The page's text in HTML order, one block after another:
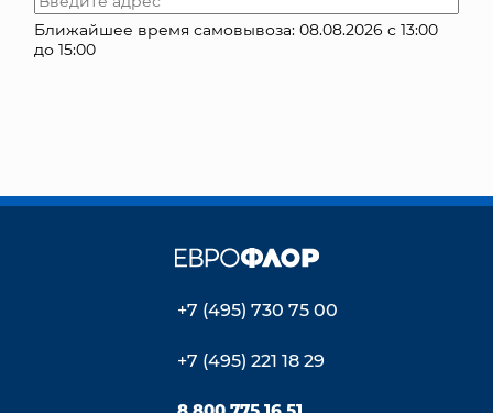
Ближайшее время самовывоза: 08.08.2026 с 13:00
до 15:00
+7 (495) 730 75 00
+7 (495) 221 18 29